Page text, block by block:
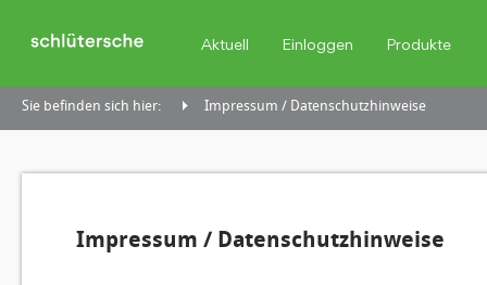
Aktuell Einloggen Produkte
Sie befinden sich hier: Impressum / Datenschutzhinweise
Impressum / Datenschutzhinweise